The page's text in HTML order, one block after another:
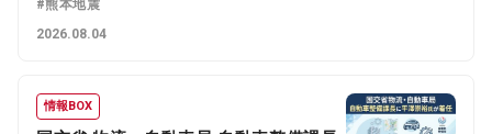
#熊本地震
2026.08.04
情報BOX